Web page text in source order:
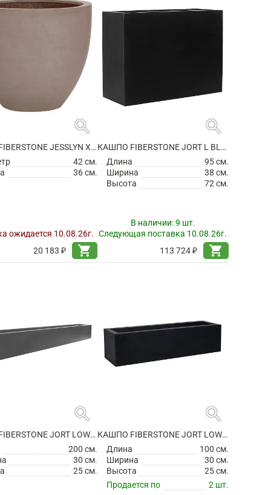
search
КАШПО FIBERSTONE JESSLYN XS, TAUPE
42 см.
36 см.
ожидается 10.08.26г.
20 183 ₽
shopping_cart
search
КАШПО FIBERSTONE JORT L BLACK
Длина
95 см.
Ширина
38 см.
Высота
72 см.
В наличии:9 шт.
Следующая поставка 10.08.26г.
113 724 ₽
shopping_cart
search
КАШПО FIBERSTONE JORT LOW M GREY
200 см.
30 см.
25 см.
search
КАШПО FIBERSTONE JORT LOW S BLACK
Длина
100 см.
Ширина
30 см.
Высота
25 см.
Продается по
2 шт.